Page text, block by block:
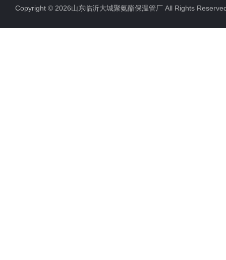
Copyright © 2026山东临沂大城聚氨酯保温管厂 All Rights